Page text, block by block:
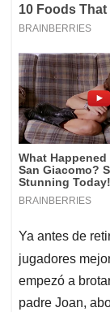
Ya antes de
jugadores
empezó a
padre Joan,